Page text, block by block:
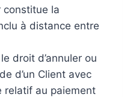
la
à distance entre
droit d’annuler ou
d’un Client avec
relatif au paiement